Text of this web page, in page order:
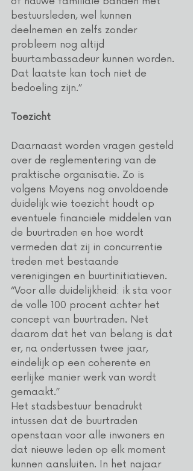
bestuursleden, wel kunnen
deelnemen en zelfs zonder
probleem nog altijd
buurtambassadeur kunnen worden.
Dat laatste kan toch niet de
bedoeling zijn.”
Toezicht
Daarnaast worden vragen gesteld
over de reglementering van de
praktische organisatie. Zo is
volgens Moyens nog onvoldoende
duidelijk wie toezicht houdt op
eventuele financiële middelen van
de buurtraden en hoe wordt
vermeden dat zij in concurrentie
treden met bestaande
verenigingen en buurtinitiatieven.
“Voor alle duidelijkheid: ik sta voor
de volle 100 procent achter het
concept van buurtraden. Net
daarom dat het van belang is dat
er, na ondertussen twee jaar,
eindelijk op een coherente en
eerlijke manier werk van wordt
gemaakt.”
Het stadsbestuur benadrukt
intussen dat de buurtraden
openstaan voor alle inwoners en
dat nieuwe leden op elk moment
kunnen aansluiten. In het najaar